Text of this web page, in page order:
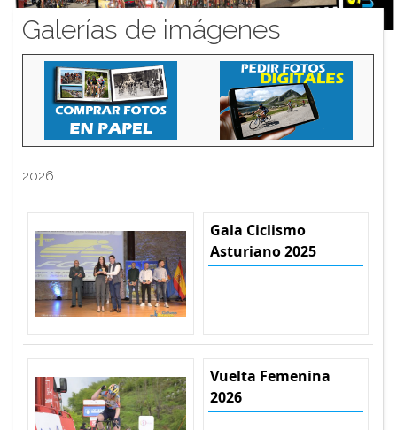
Galerías de imágenes
2026
Gala Ciclismo
Asturiano 2025
Vuelta Femenina
2026